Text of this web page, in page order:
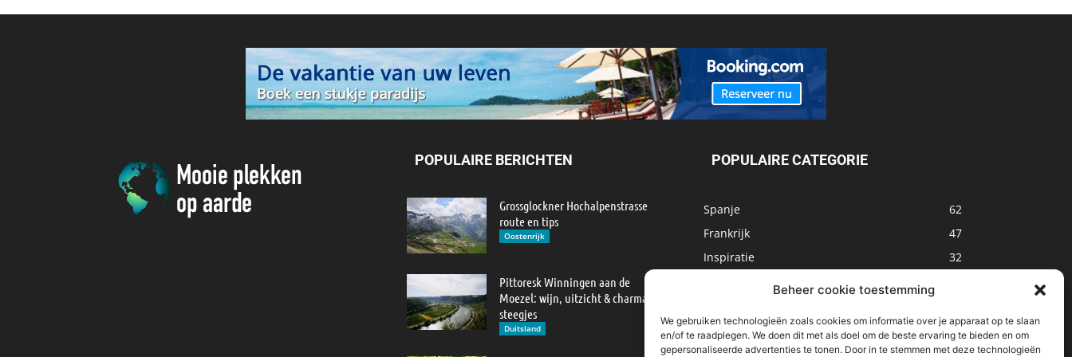
Beheer cookie toestemming
We gebruiken technologieën zoals cookies om informatie over je apparaat op te slaan
en/of te raadplegen. We doen dit met als doel om de beste ervaring te bieden en om
gepersonaliseerde advertenties te tonen. Door in te stemmen met deze technologieën
POPULAIRE BERICHTEN
Grossglockner Hochalpenstrasse
route en tips
Oostenrijk
Pittoresk Winningen aan de
Moezel: wijn, uitzicht & charmante
steegjes
Duitsland
POPULAIRE CATEGORIE
Spanje
62
Frankrijk
47
Inspiratie
32
Malta
31
Roemenië
29